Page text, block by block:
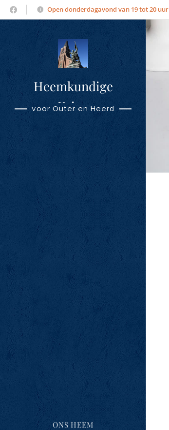
Open donderdagavond van 19 tot 20 uur
Heemkundige
Kring
Overmere
voor Outer en Heerd
ONS HEEM